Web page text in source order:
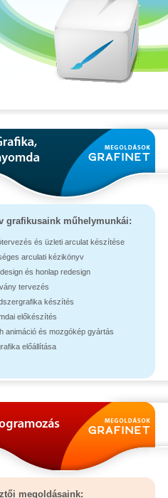
grafikusaink műhelymunkái:
és üzleti arculat készítése
arculati kézikönyv
és honlap redesign
tervezés
készítés
előkészítés
animáció és mozgókép gyártás
előállítása
megoldásaink: